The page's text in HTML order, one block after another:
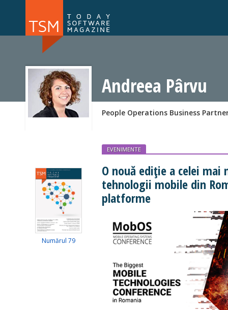
NOU
Andreea Pârvu
People Operations Business
Numărul 79
EVENIMENTE
O nouă ediție a celei
tehnologii mobile din
platforme